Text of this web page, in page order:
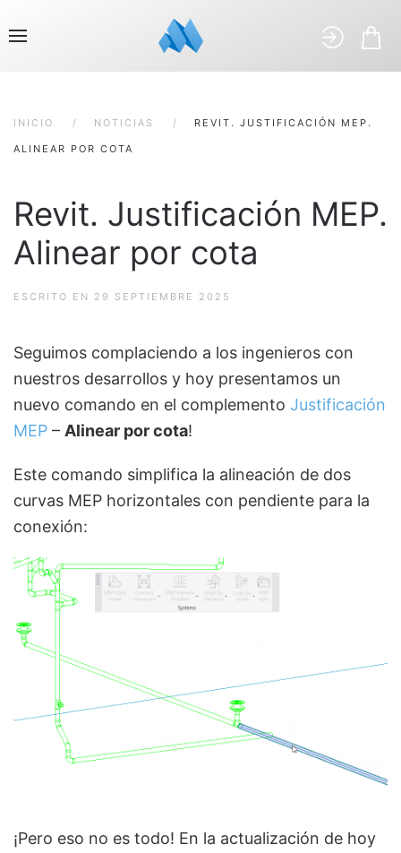
INICIO NOTICIAS REVIT. JUSTIFICACIÓN MEP.
ALINEAR POR COTA
Revit. Justificación MEP.
Alinear por cota
ESCRITO EN 29 SEPTIEMBRE 2025
Seguimos complaciendo a los ingenieros con
nuestros desarrollos y hoy presentamos un
nuevo comando en el complemento Justificación
MEP – Alinear por cota!
Este comando simplifica la alineación de dos
curvas MEP horizontales con pendiente para la
conexión:
¡Pero eso no es todo! En la actualización de hoy